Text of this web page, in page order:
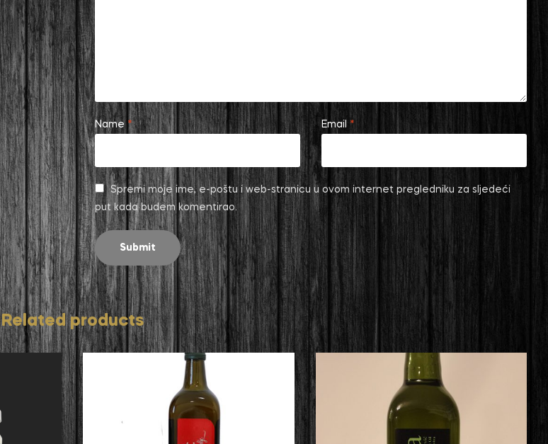
Name * Email *
Spremi moje ime, e-poštu i web-stranicu u ovom internet pregledniku za sljedeći
put kada budem komentirao.
Related products